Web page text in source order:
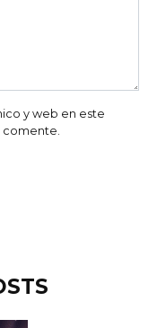
y web en este
comente.